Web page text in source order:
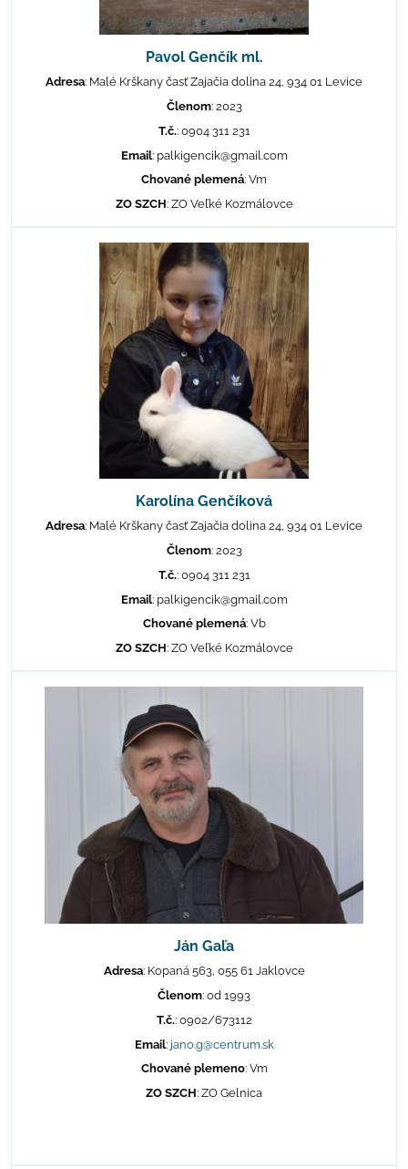
Pavol Genčík ml.
Adresa: Malé Krškany časť Zajačia dolina 24, 934 01 Levice
Členom: 2023
T.č.: 0904 311 231
Email: palkigencik@gmail.com
Chované plemená: Vm
ZO SZCH: ZO Veľké Kozmálovce
Karolína Genčíková
Adresa: Malé Krškany časť Zajačia dolina 24, 934 01 Levice
Členom: 2023
T.č.: 0904 311 231
Email: palkigencik@gmail.com
Chované plemená: Vb
ZO SZCH: ZO Veľké Kozmálovce
Ján Gaľa
Adresa: Kopaná 563, 055 61 Jaklovce
Členom: od 1993
T.č.: 0902/673112
Email: jano.g@centrum.sk
Chované plemeno: Vm
ZO SZCH: ZO Gelnica